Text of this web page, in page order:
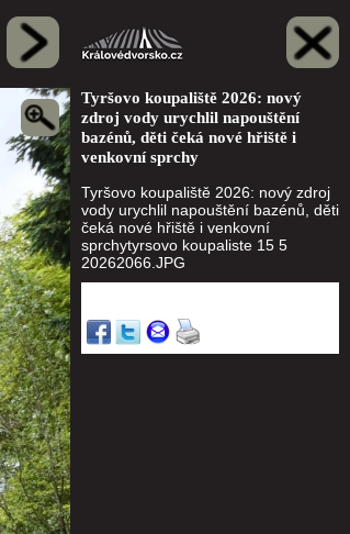
Tyršovo koupaliště 2026: nový
zdroj vody urychlil napouštění
bazénů, děti čeká nové hřiště i
venkovní sprchy
Tyršovo koupaliště 2026: nový zdroj
vody urychlil napouštění bazénů, děti
čeká nové hřiště i venkovní
sprchytyrsovo koupaliste 15 5
20262066.JPG